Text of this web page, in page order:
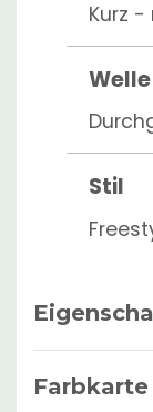
Kurz
Welle
Stil
Farbkarte